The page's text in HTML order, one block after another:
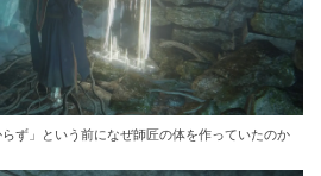
らず」という前になぜ師匠の体を作っていたのか